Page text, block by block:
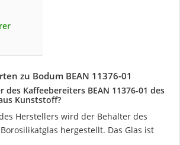
zu Bodum BEAN 11376-01
des Kaffeebereiters BEAN 11376-01 des
Kunststoff?
Herstellers wird der Behälter des
hergestellt. Das Glas ist